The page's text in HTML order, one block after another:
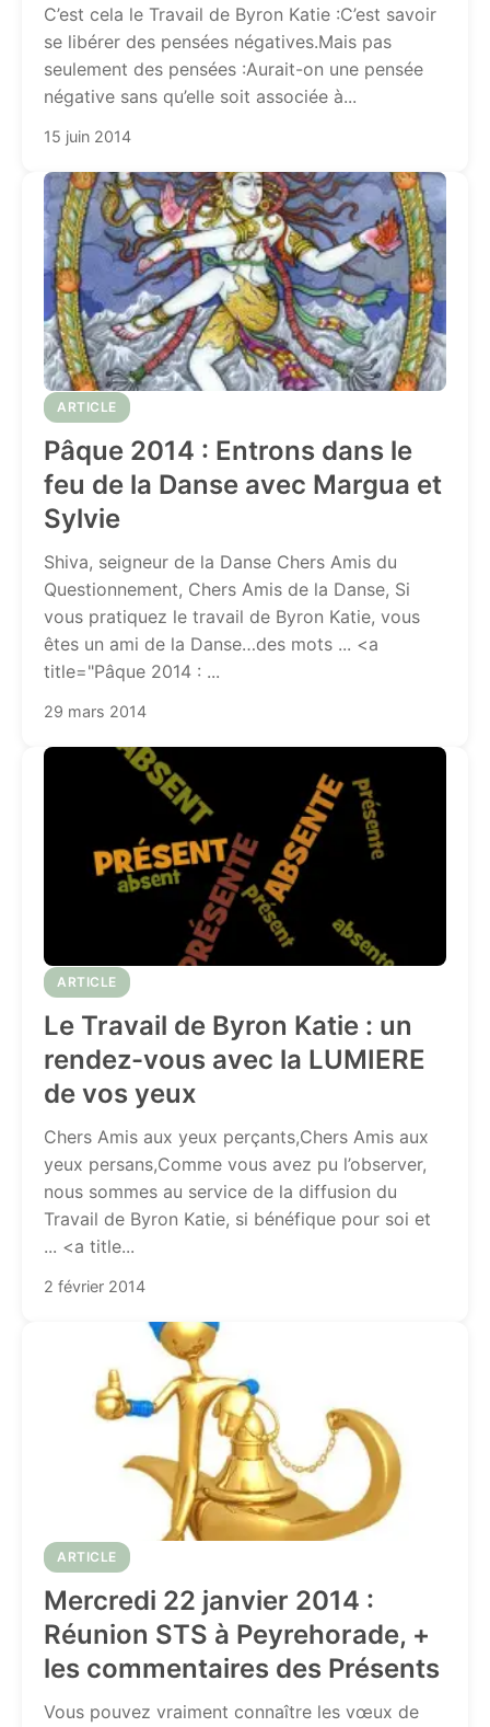
C’est cela le Travail de Byron Katie :C’est savoir
se libérer des pensées négatives.Mais pas
seulement des pensées :Aurait-on une pensée
négative sans qu’elle soit associée à...
15 juin 2014
ARTICLE
Pâque 2014 : Entrons dans le
feu de la Danse avec Margua et
Sylvie
Shiva, seigneur de la Danse Chers Amis du
Questionnement, Chers Amis de la Danse, Si
vous pratiquez le travail de Byron Katie, vous
êtes un ami de la Danse…des mots ... <a
title="Pâque 2014 : ...
29 mars 2014
ARTICLE
Le Travail de Byron Katie : un
rendez-vous avec la LUMIERE
de vos yeux
Chers Amis aux yeux perçants,Chers Amis aux
yeux persans,Comme vous avez pu l’observer,
nous sommes au service de la diffusion du
Travail de Byron Katie, si bénéfique pour soi et
... <a title...
2 février 2014
ARTICLE
Mercredi 22 janvier 2014 :
Réunion STS à Peyrehorade, +
les commentaires des Présents
Vous pouvez vraiment connaître les vœux de